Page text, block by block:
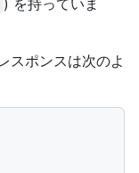
) を持っていま
スポンスは次のよ